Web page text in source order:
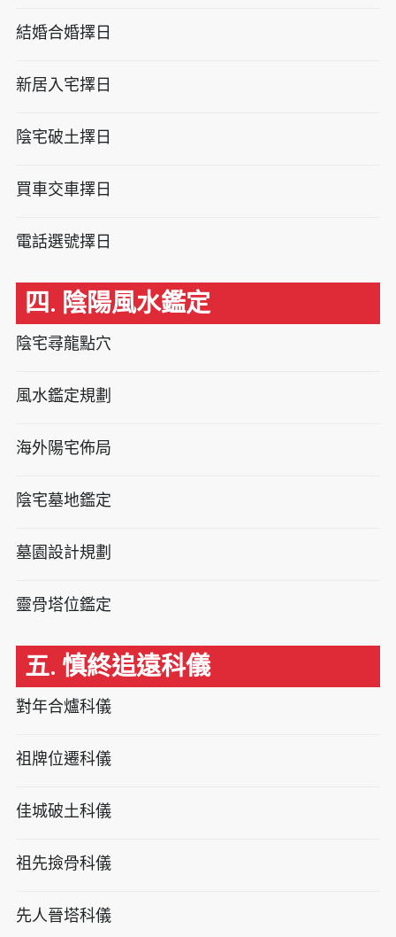
結婚合婚擇日
新居入宅擇日
陰宅破土擇日
買車交車擇日
電話選號擇日
四. 陰陽風水鑑定
陰宅尋龍點穴
風水鑑定規劃
海外陽宅佈局
陰宅墓地鑑定
墓園設計規劃
靈骨塔位鑑定
五. 慎終追遠科儀
對年合爐科儀
祖牌位遷科儀
佳城破土科儀
祖先撿骨科儀
先人晉塔科儀